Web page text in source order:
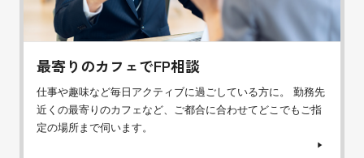
最寄りのカフェでFP相談
仕事や趣味など毎日アクティブに過ごしている方に。 勤務先
近くの最寄りのカフェなど、ご都合に合わせてどこでもご指
定の場所まで伺います。